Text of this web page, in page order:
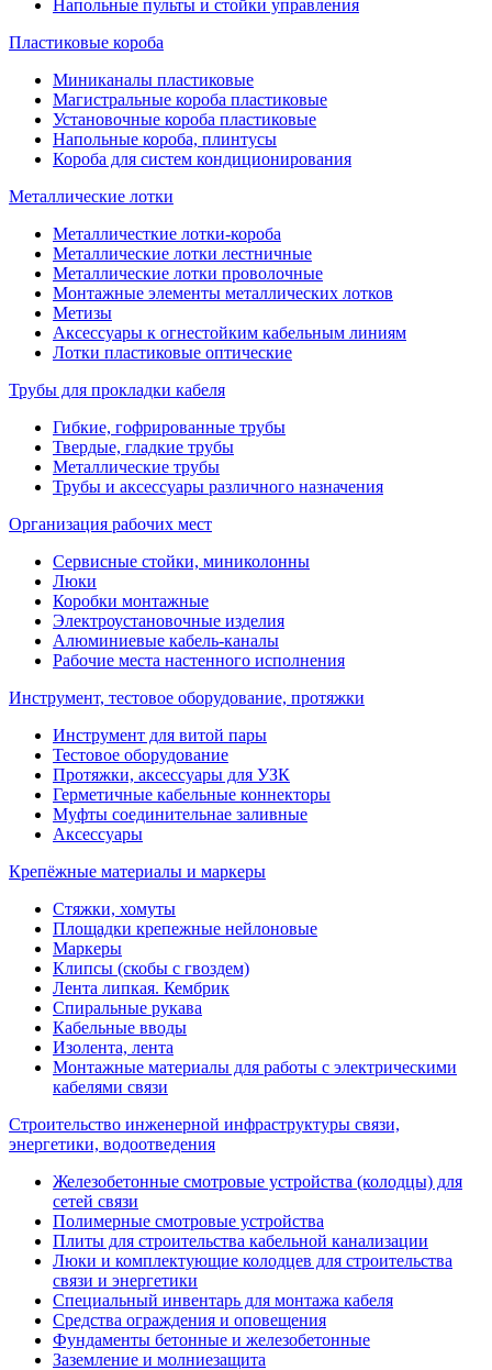
Напольные пульты и стойки управления
Пластиковые короба
Миниканалы пластиковые
Магистральные короба пластиковые
Установочные короба пластиковые
Напольные короба, плинтусы
Короба для систем кондиционирования
Металлические лотки
Металличесткие лотки-короба
Металлические лотки лестничные
Металлические лотки проволочные
Монтажные элементы металлических лотков
Метизы
Аксессуары к огнестойким кабельным линиям
Лотки пластиковые оптические
Трубы для прокладки кабеля
Гибкие, гофрированные трубы
Твердые, гладкие трубы
Металлические трубы
Трубы и аксессуары различного назначения
Организация рабочих мест
Сервисные стойки, миниколонны
Люки
Коробки монтажные
Электроустановочные изделия
Алюминиевые кабель-каналы
Рабочие места настенного исполнения
Инструмент, тестовое оборудование, протяжки
Инструмент для витой пары
Тестовое оборудование
Протяжки, аксессуары для УЗК
Герметичные кабельные коннекторы
Муфты соединительнае заливные
Аксессуары
Крепёжные материалы и маркеры
Стяжки, хомуты
Площадки крепежные нейлоновые
Маркеры
Клипсы (скобы с гвоздем)
Лента липкая. Кембрик
Спиральные рукава
Кабельные вводы
Изолента, лента
Монтажные материалы для работы с электрическими
кабелями связи
Строительство инженерной инфраструктуры связи,
энергетики, водоотведения
Железобетонные смотровые устройства (колодцы) для
сетей связи
Полимерные смотровые устройства
Плиты для строительства кабельной канализации
Люки и комплектующие колодцев для строительства
связи и энергетики
Специальный инвентарь для монтажа кабеля
Средства ограждения и оповещения
Фундаменты бетонные и железобетонные
Заземление и молниезащита